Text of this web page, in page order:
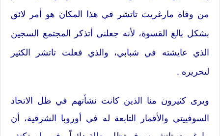
من وفاة مارغريت تاتشر في هذا المكان هو أمر لائق
بشكل بالغ القسوة، لأنه جعلني أتذكر المجتمع السجين
الذي عايشته في شبابي، والذي فعلت تاتشر الكثير
لتحريره .
ويرى كثيرون منا الذين كانت نشأتهم في ظل الاتحاد
السوفييتي والأقمار التابعة له في أوروبا الشرقية، أن